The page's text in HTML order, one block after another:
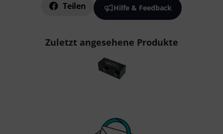
Teilen Hilfe & Feedback
Zuletzt angesehene Produkte